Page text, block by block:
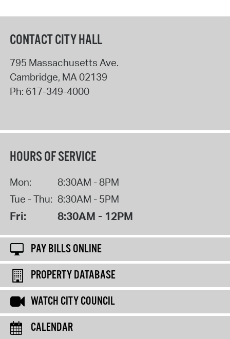
CONTACT CITY HALL
795 Massachusetts Ave.
Cambridge, MA02139
Ph: 617-349-4000
HOURS OF SERVICE
Mon:
8:30AM - 8PM
Tue - Thu: 8:30AM - 5PM
Fri: 8:30AM - 12PM
PAY BILLS ONLINE
PROPERTY DATABASE
WATCH CITY COUNCIL
CALENDAR